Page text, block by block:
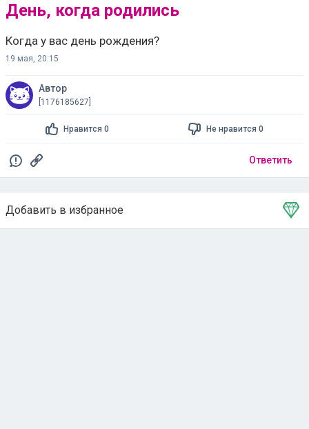
День, когда родились
Когда у вас день рождения?
19 мая, 20:15
Автор
[1176185627]
Нравится 0 Не нравится 0
Ответить
Добавить в избранное
Тема в избранном